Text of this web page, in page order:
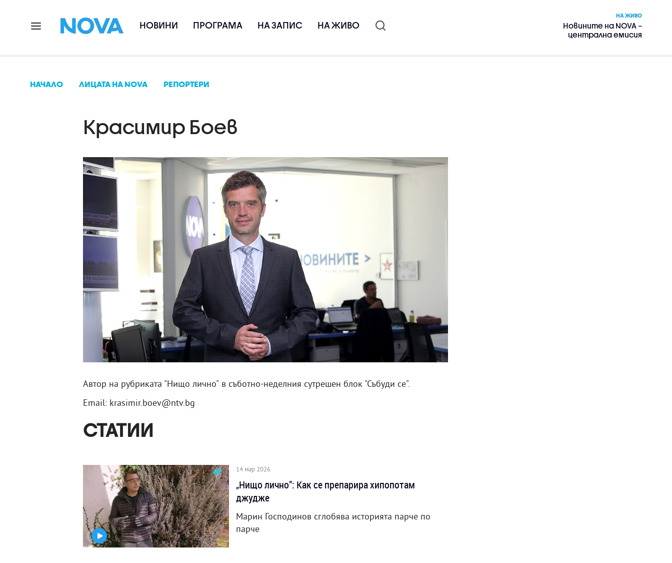
НОВИНИ ПРОГРАМА НА ЗАПИС НА ЖИВО
НА ЖИВО
Новините на NOVA –
централна емисия
НАЧАЛО ЛИЦАТА НА NOVA РЕПОРТЕРИ
Красимир Боев
Автор на рубриката "Нищо лично" в съботно-неделния сутрешен блок "Събуди се".
Email: krasimir.boev@ntv.bg
СТАТИИ
14 мар 2026
„Нищо лично”: Как се препарира хипопотам
джудже
Марин Господинов сглобява историята парче по
парче